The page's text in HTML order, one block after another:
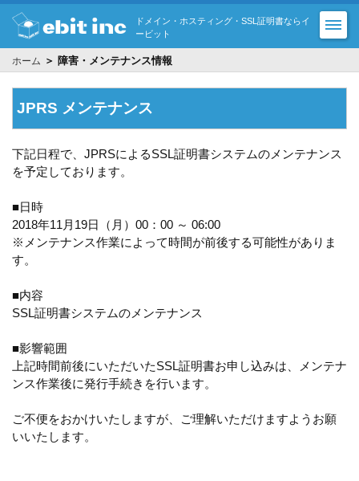
ドメイン・ホスティング・SSL証明書ならイ
ービット
ホーム ＞ 障害・メンテナンス情報
JPRS メンテナンス
下記日程で、JPRSによるSSL証明書システムのメンテナンス
を予定しております。
■日時
2018年11月19日（月）00：00 ～ 06:00
※メンテナンス作業によって時間が前後する可能性がありま
す。
■内容
SSL証明書システムのメンテナンス
■影響範囲
上記時間前後にいただいたSSL証明書お申し込みは、メンテナ
ンス作業後に発行手続きを行います。
ご不便をおかけいたしますが、ご理解いただけますようお願
いいたします。